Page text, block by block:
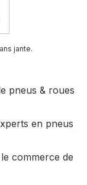
jante.
pneus & roues
en pneus
commerce de